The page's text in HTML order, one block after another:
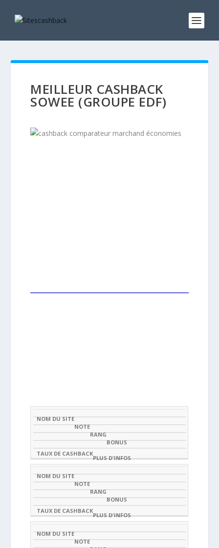
MEILLEUR CASHBACK
SOWEE (GROUPE EDF)
NOM
SITE
NOTE
(SUR
5)
CLASSEMENT
TAUX DE
CASHBACK